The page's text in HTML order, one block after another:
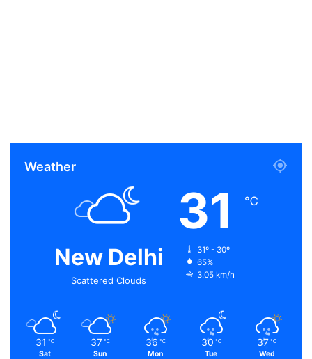
Weather
New Delhi
Scattered Clouds
31 ℃
31º - 30º
65%
3.05 km/h
31 ℃
Sat
37 ℃
Sun
36 ℃
Mon
30 ℃
Tue
37 ℃
Wed